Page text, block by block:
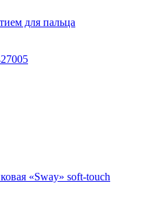
для пальца
«Sway» soft-touch